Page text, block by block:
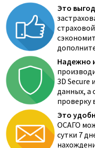
Это
Надежно
3D
данных, а
проверку
Это
ОСАГО
сутки 7